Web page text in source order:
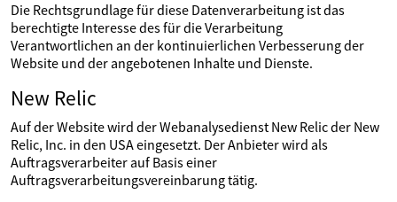
Die Rechtsgrundlage für diese Datenverarbeitung ist das
berechtigte Interesse des für die Verarbeitung
Verantwortlichen an der kontinuierlichen Verbesserung der
Website und der angebotenen Inhalte und Dienste.
New Relic
Auf der Website wird der Webanalysedienst New Relic der New
Relic, Inc. in den USA eingesetzt. Der Anbieter wird als
Auftragsverarbeiter auf Basis einer
Auftragsverarbeitungsvereinbarung tätig.